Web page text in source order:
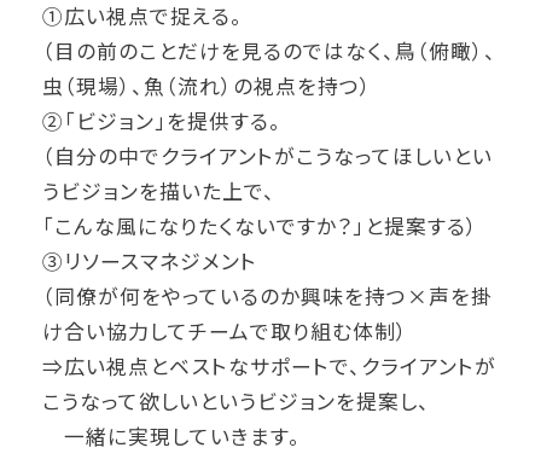
①広い視点で捉える。
（目の前のことだけを見るのではなく、鳥（俯瞰）、
虫（現場）、魚（流れ）の視点を持つ）
②「ビジョン」を提供する。
（自分の中でクライアントがこうなってほしいとい
うビジョンを描いた上で、
「こんな風になりたくないですか？」と提案する）
③リソースマネジメント
（同僚が何をやっているのか興味を持つ×声を掛
け合い協力してチームで取り組む体制）
⇒広い視点とベストなサポートで、クライアントが
こうなって欲しいというビジョンを提案し、
一緒に実現していきます。